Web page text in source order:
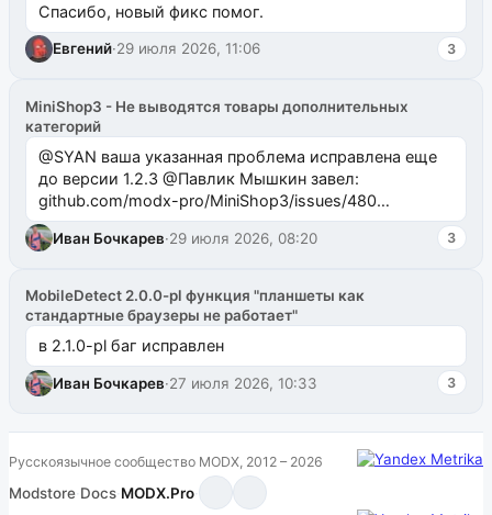
Спасибо, новый фикс помог.
Евгений·29 июля 2026, 11:06 3
MiniShop3 - Не выводятся товары дополнительных
категорий
@SYAN ваша указанная проблема исправлена еще
до версии 1.2.3 @Павлик Мышкин завел:
github.com/modx-pro/MiniShop3/issues/480
github.com/modx-pro/MiniShop3/issues/481Исправим
в б...
Иван Бочкарев·29 июля 2026, 08:20 3
MobileDetect 2.0.0-pl функция "планшеты как
стандартные браузеры не работает"
в 2.1.0-pl баг исправлен
Иван Бочкарев·27 июля 2026, 10:33 3
Русскоязычное сообщество MODX, 2012 – 2026
Modstore·Docs·MODX.Pro·